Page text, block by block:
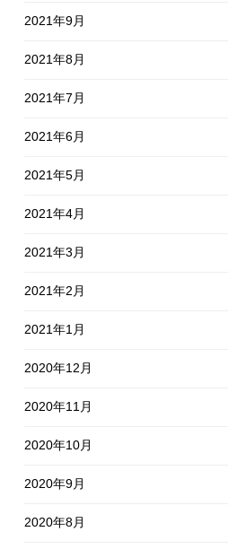
2021年9月
2021年8月
2021年7月
2021年6月
2021年5月
2021年4月
2021年3月
2021年2月
2021年1月
2020年12月
2020年11月
2020年10月
2020年9月
2020年8月